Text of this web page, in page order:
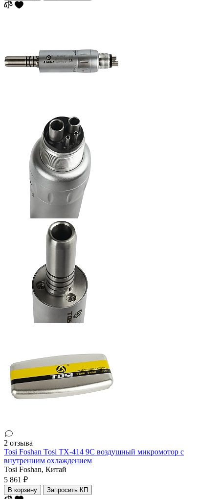
2 отзыва
Tosi Foshan Tosi TX-414 9C воздушный микромотор с
внутренним охлаждением
Tosi Foshan, Китай
5 861 ₽
В корзину Запросить КП